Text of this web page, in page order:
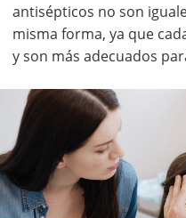
antisépticos no son
misma forma, ya que
y son más adecuados